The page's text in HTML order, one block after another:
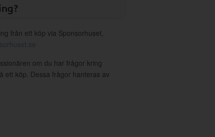
från ett köp via Sponsorhuset,
om du har frågor kring
ett köp. Dessa frågor hanteras av